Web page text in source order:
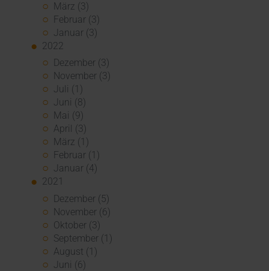
März (3)
Februar (3)
Januar (3)
2022
Dezember (3)
November (3)
Juli (1)
Juni (8)
Mai (9)
April (3)
März (1)
Februar (1)
Januar (4)
2021
Dezember (5)
November (6)
Oktober (3)
September (1)
August (1)
Juni (6)